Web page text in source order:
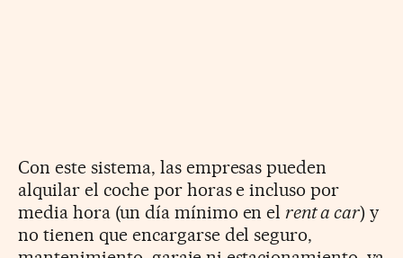
Con este sistema, las empresas pueden
alquilar el coche por horas e incluso por
media hora (un día mínimo en el rent a car) y
no tienen que encargarse del seguro,